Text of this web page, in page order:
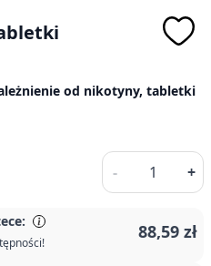
od nikotyny, tabletki
88,59 zł
-
Ilość
+